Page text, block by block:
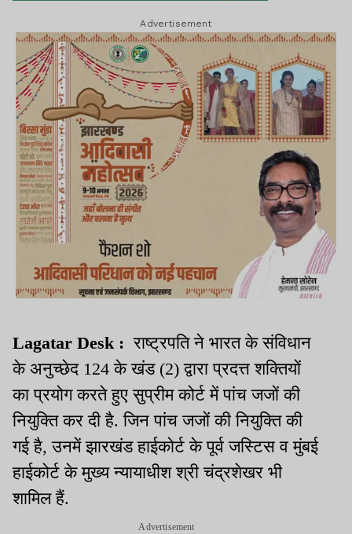
Advertisement
Lagatar Desk : राष्ट्रपति ने भारत के संविधान
के अनुच्छेद 124 के खंड (2) द्वारा प्रदत्त शक्तियों
का प्रयोग करते हुए सुप्रीम कोर्ट में पांच जजों की
नियुक्ति कर दी है. जिन पांच जजों की नियुक्ति की
गई है, उनमें झारखंड हाईकोर्ट के पूर्व जस्टिस व मुंबई
हाईकोर्ट के मुख्य न्यायाधीश श्री चंद्रशेखर भी
शामिल हैं.
Advertisement